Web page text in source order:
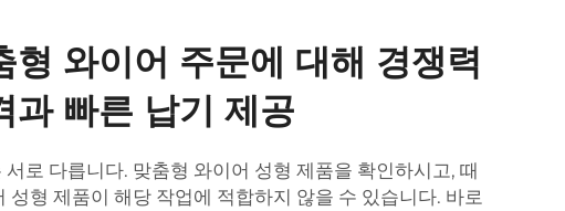
형 와이어 주문에 대해 경쟁력
과 빠른 납기 제공
로 다릅니다. 맞춤형 와이어 성형 제품을 확인하시고, 때
성형 제품이 해당 작업에 적합하지 않을 수 있습니다. 바로